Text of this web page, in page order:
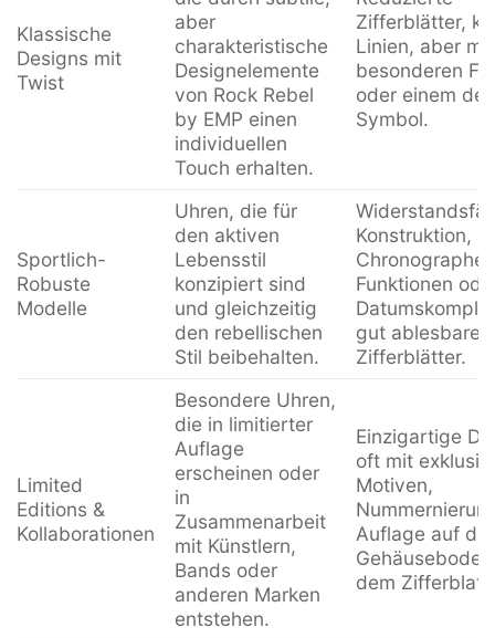
Klassische
Designs mit
Twist
aber
charakteristische
Designelemente
von Rock Rebel
by EMP einen
individuellen
Touch erhalten.
Zifferblätter,
Linien, aber
besonderen
oder einem
Symbol.
Sportlich-
Robuste
Modelle
Uhren, die für
den aktiven
Lebensstil
konzipiert sind
und gleichzeitig
den rebellischen
Stil beibehalten.
Konstruktion,
Funktionen
gut ablesbare
Zifferblätter.
Limited
Editions &
Kollaborationen
Besondere Uhren,
die in limitierter
Auflage
erscheinen oder
in
Zusammenarbeit
mit Künstlern,
Bands oder
anderen Marken
entstehen.
Einzigartige
oft mit
Motiven,
Auflage auf
dem Zifferblatt.